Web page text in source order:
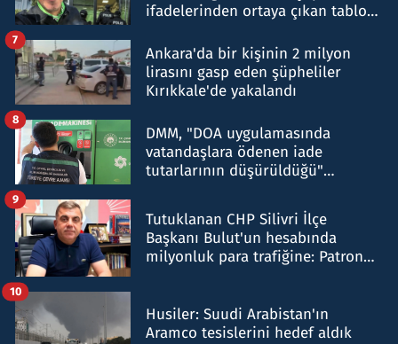
ifadelerinden ortaya çıkan tablo
Ankara'da bir kişinin 2 milyon
lirasını gasp eden şüpheliler
Kırıkkale'de yakalandı
7
DMM, "DOA uygulamasında
vatandaşlara ödenen iade
tutarlarının düşürüldüğü"
8
Tutuklanan CHP Silivri İlçe
Başkanı Bulut'un hesabında
milyonluk para trafiğine: Patron
9
Husiler: Suudi Arabistan'ın
Aramco tesislerini hedef aldık
10